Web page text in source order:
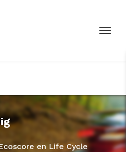
en Life Cycle